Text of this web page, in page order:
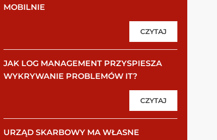
MOBILNIE
CZYTAJ
JAK LOG MANAGEMENT PRZYSPIESZA
WYKRYWANIE PROBLEMÓW IT?
CZYTAJ
URZĄD SKARBOWY MA WŁASNE